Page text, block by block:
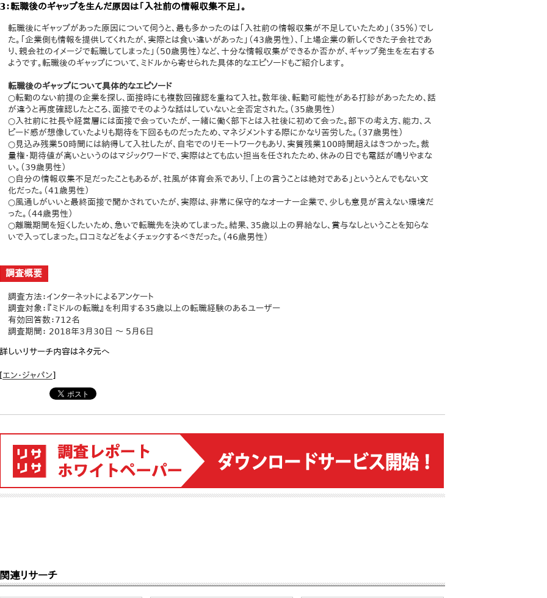
3：転職後のギャップを生んだ原因は「入社前の情報収集不足」。
転職後にギャップがあった原因について伺うと、最も多かったのは「入社前の情報収集が不足していたため」（35％）でし
た。「企業側も情報を提供してくれたが、実際とは食い違いがあった」（43歳男性）、「上場企業の新しくできた子会社であ
り、親会社のイメージで転職してしまった」（50歳男性）など、十分な情報収集ができるか否かが、ギャップ発生を左右する
ようです。転職後のギャップについて、ミドルから寄せられた具体的なエピソードもご紹介します。
転職後のギャップについて具体的なエピソード
○転勤のない前提の企業を探し、面接時にも複数回確認を重ねて入社。数年後、転勤可能性がある打診があったため、話
が違うと再度確認したところ、面接でそのような話はしていないと全否定された。（35歳男性）
○入社前に社長や経営層には面接で会っていたが、一緒に働く部下とは入社後に初めて会った。部下の考え方、能力、ス
ピード感が想像していたよりも期待を下回るものだったため、マネジメントする際にかなり苦労した。（37歳男性）
○見込み残業50時間には納得して入社したが、自宅でのリモートワークもあり、実質残業100時間超えはきつかった。裁
量権・期待値が高いというのはマジックワードで、実際はとても広い担当を任されたため、休みの日でも電話が鳴りやまな
い。（39歳男性）
○自分の情報収集不足だったこともあるが、社風が体育会系であり、「上の言うことは絶対である」というとんでもない文
化だった。（41歳男性）
○風通しがいいと最終面接で聞かされていたが、実際は、非常に保守的なオーナー企業で、少しも意見が言えない環境だ
った。（44歳男性）
○離職期間を短くしたいため、急いで転職先を決めてしまった。結果、35歳以上の昇給なし、賞与なしということを知らな
いで入ってしまった。口コミなどをよくチェックするべきだった。（46歳男性）
調査概要
調査方法：インターネットによるアンケート
調査対象：『ミドルの転職』を利用する35歳以上の転職経験のあるユーザー
有効回答数：712名
調査期間： 2018年3月30日 ～ 5月6日
詳しいリサーチ内容はネタ元へ
[エン・ジャパン]
関連リサーチ